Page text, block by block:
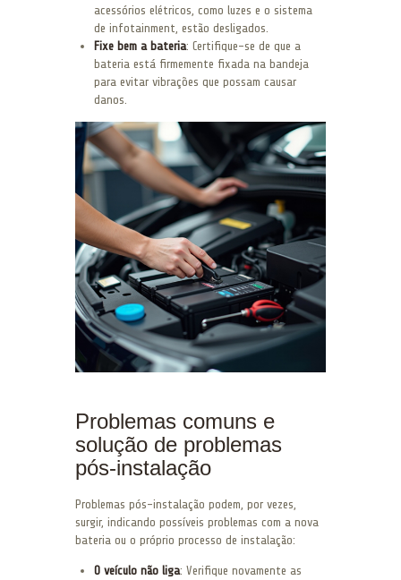
acessórios elétricos, como luzes e o sistema
de infotainment, estão desligados.
Fixe bem a bateria: Certifique-se de que a
bateria está firmemente fixada na bandeja
para evitar vibrações que possam causar
danos.
Problemas comuns e
solução de problemas
pós-instalação
Problemas pós-instalação podem, por vezes,
surgir, indicando possíveis problemas com a nova
bateria ou o próprio processo de instalação:
O veículo não liga: Verifique novamente as